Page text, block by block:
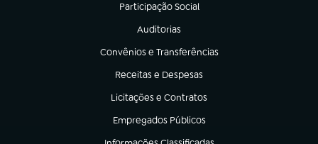
Participação Social
(abre em nova aba)
Auditorias
(abre em nova aba)
Convênios e Transferências
(abre em nova aba)
Receitas e Despesas
(abre em nova aba)
Licitações e Contratos
(abre em nova aba)
Empregados Públicos
(abre em nova aba)